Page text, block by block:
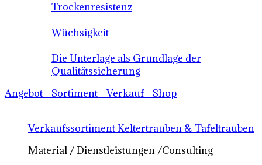
Trockenresistenz
Wüchsigkeit
Die Unterlage als Grundlage der
Qualitätssicherung
Angebot - Sortiment - Verkauf - Shop
Verkaufssortiment Keltertrauben & Tafeltrauben
Material / Dienstleistungen /Consulting